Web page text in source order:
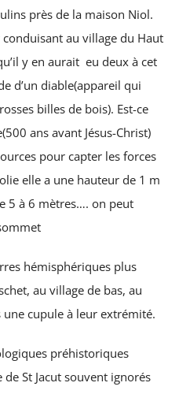
près de la maison Niol.
au village du Haut
y en aurait eu deux à cet
d’un diable(appareil qui
billes de bois). Est-ce
ans avant Jésus-Christ)
pour capter les forces
elle a une hauteur de 1 m
5 à 6 mètres…. on peut
hémisphériques plus
au village de bas, au
une cupule à leur extrémité.
préhistoriques
St Jacut souvent ignorés